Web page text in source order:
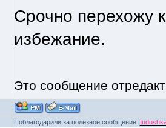
Срочно перехожу
избежание.
Это сообщение
Поблагодарили за полезное сообщение: